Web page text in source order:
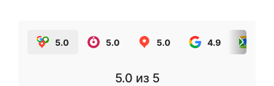
5.0 5.0 5.0 4.9
5.0 из 5